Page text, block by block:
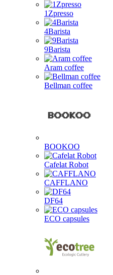
1Zpresso
4Barista
9Barista
Aram coffee
Bellman coffee
BOOKOO
Cafelat Robot
CAFFLANO
DF64
ECO capsules